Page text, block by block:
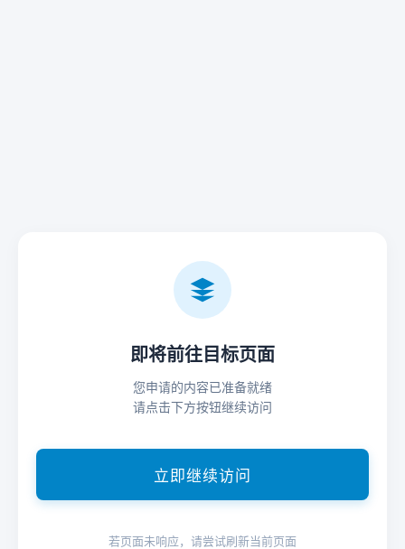
即将前往目标页面
您申请的内容已准备就绪
请点击下方按钮继续访问
立即继续访问
若页面未响应，请尝试刷新当前页面